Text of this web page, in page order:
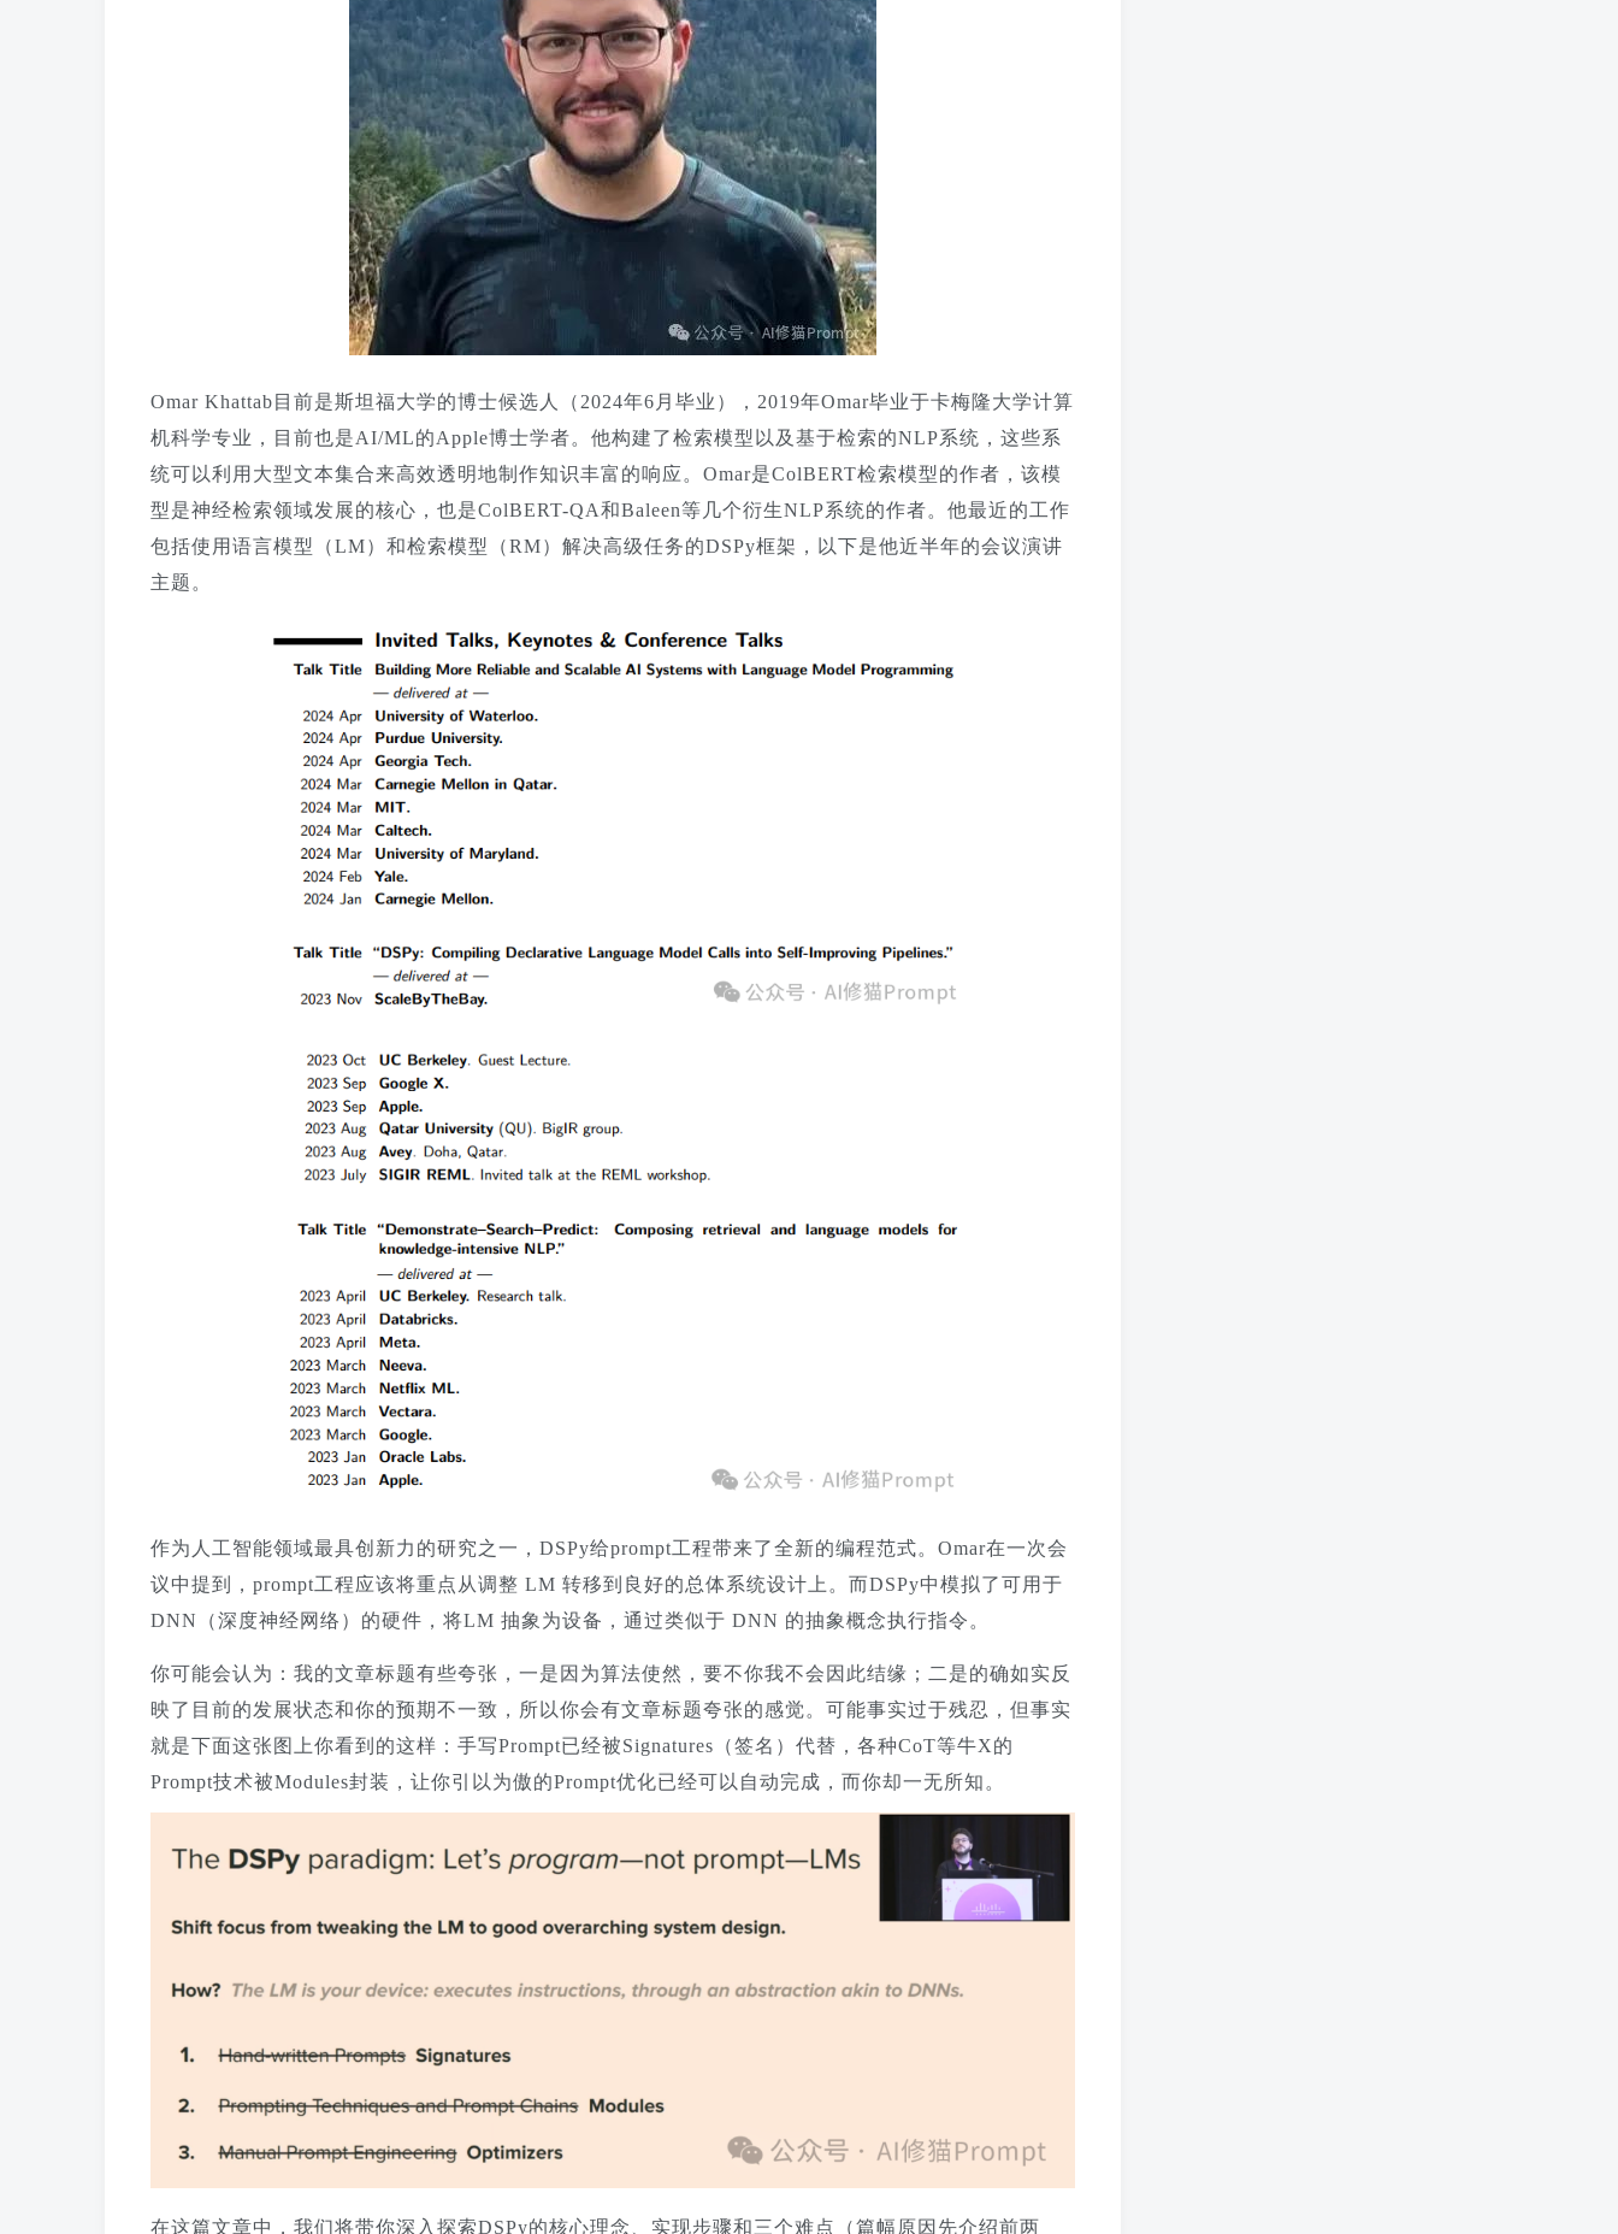
Omar Khattab目前是斯坦福大学的博士候选人（2024年6月毕业），2019年Omar毕业于卡梅隆大学计算
机科学专业，目前也是AI/ML的Apple博士学者。他构建了检索模型以及基于检索的NLP系统，这些系
统可以利用大型文本集合来高效透明地制作知识丰富的响应。Omar是ColBERT检索模型的作者，该模
型是神经检索领域发展的核心，也是ColBERT-QA和Baleen等几个衍生NLP系统的作者。他最近的工作
包括使用语言模型（LM）和检索模型（RM）解决高级任务的DSPy框架，以下是他近半年的会议演讲
主题。
作为人工智能领域最具创新力的研究之一，DSPy给prompt工程带来了全新的编程范式。Omar在一次会
议中提到，prompt工程应该将重点从调整 LM 转移到良好的总体系统设计上。而DSPy中模拟了可用于
DNN（深度神经网络）的硬件，将LM 抽象为设备，通过类似于 DNN 的抽象概念执行指令。
你可能会认为：我的文章标题有些夸张，一是因为算法使然，要不你我不会因此结缘；二是的确如实反
映了目前的发展状态和你的预期不一致，所以你会有文章标题夸张的感觉。可能事实过于残忍，但事实
就是下面这张图上你看到的这样：手写Prompt已经被Signatures（签名）代替，各种CoT等牛X的
Prompt技术被Modules封装，让你引以为傲的Prompt优化已经可以自动完成，而你却一无所知。
在这篇文章中，我们将带你深入探索DSPy的核心理念、实现步骤和三个难点（篇幅原因先介绍前两